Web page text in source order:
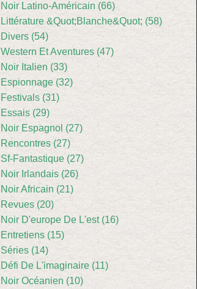
Noir Latino-Américain (66)
Littérature &Quot;Blanche&Quot; (58)
Divers (54)
Western Et Aventures (47)
Noir Italien (33)
Espionnage (32)
Festivals (31)
Essais (29)
Noir Espagnol (27)
Rencontres (27)
Sf-Fantastique (27)
Noir Irlandais (26)
Noir Africain (21)
Revues (20)
Noir D'europe De L'est (16)
Entretiens (15)
Séries (14)
Défi De L'imaginaire (11)
Noir Océanien (10)